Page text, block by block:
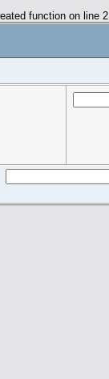
function on line 2